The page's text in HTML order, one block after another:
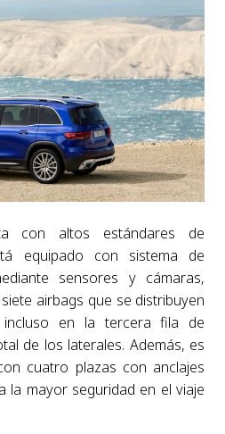
con altos estándares de
equipado con sistema de
sensores y cámaras,
airbags que se distribuyen
en la tercera fila de
de los laterales. Además, es
cuatro plazas con anclajes
la mayor seguridad en el viaje